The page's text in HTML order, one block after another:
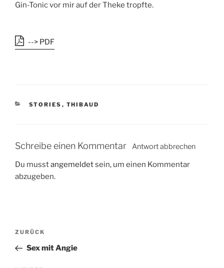
Gin-Tonic vor mir auf der Theke tropfte.
--> PDF
K
O
I
E
STORIES , THIBAUD
Schreibe einen Kommentar Antwort abbrechen
Du musstangemeldetsein, um einen Kommentar
abzugeben.
i
V
o
ZURÜCK
Sex mit Angie